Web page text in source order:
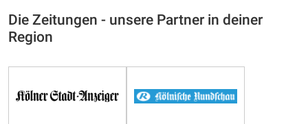
Die Zeitungen - unsere Partner in deiner
Region